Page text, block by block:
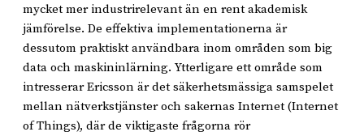
mycket mer industrirelevant än en rent akademisk
jämförelse. De effektiva implementationerna är
dessutom praktiskt användbara inom områden som big
data och maskininlärning. Ytterligare ett område som
intresserar Ericsson är det säkerhetsmässiga samspelet
mellan nätverkstjänster och sakernas Internet (Internet
of Things), där de viktigaste frågorna rör